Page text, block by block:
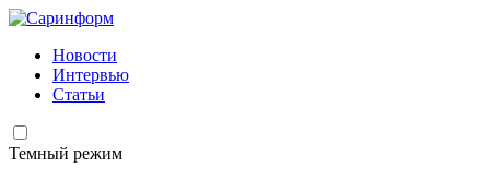
Новости
Интервью
Статьи
Темный режим